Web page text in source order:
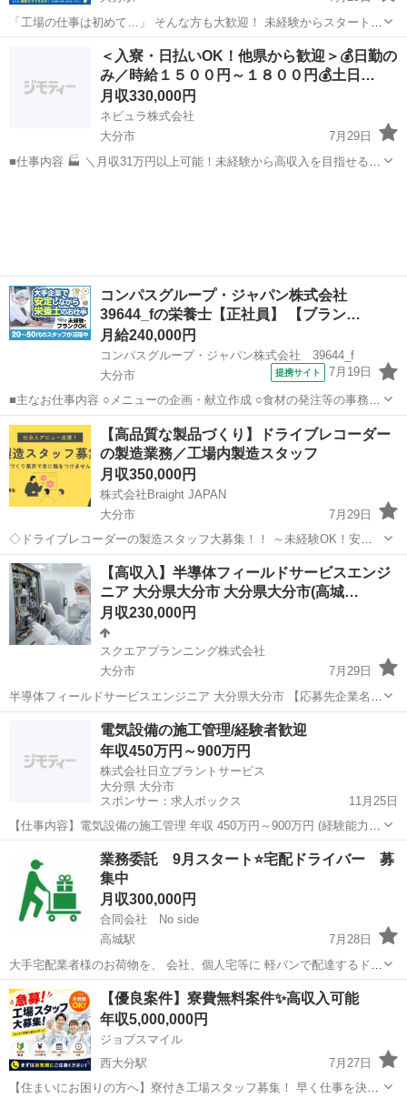
「工場の仕事は初めて…」 そんな方も大歓迎！ 未経験からスタートし
たスタッフも多数活躍中です。 研修やサポート体制が整っているの
で、知識や経験がなくても安心して始められます。 ■仕事内容 組立・
検査・機械操作・梱包など...
大分駅 工場 未経験
＜入寮・日払いOK！他県から歓迎＞💰日勤の
み／時給１５００円～１８００円💰土日…
月収330,000円
ネビュラ株式会社
大分市
7月29日
■仕事内容 🏭 ＼月収31万円以上可能！未経験から高収入を目指せる！
コンパスグループ・ジャパン株式会社
39644_fの栄養士【正社員】 【ブラン…
月給240,000円
コンパスグループ・ジャパン株式会社 39644_f
大分市
提携サイト 7月19日
■主なお仕事内容 ○メニューの企画・献立作成 ○食材の発注等の事務作
業 ○調理補助 等 入社後の主な流れ ・入社後は店長と一緒に店舗全
体の把握をしながら業務を覚えて頂きます。 ↓ ・お仕事が慣れてきた
ら、献立・メニューの...
大分 大分市 栄養士
【高品質な製品づくり】ドライブレコーダー
の製造業務／工場内製造スタッフ
月収350,000円
株式会社Braight JAPAN
大分市
7月29日
◇ドライブレコーダーの製造スタッフ大募集！！ ～未経験OK！安定
のモノづくりワーク～ 📌 たった10秒でわかる！このお仕事のポイント
☝ ✔ 未経験から“手に職”がつけられる！ ✔ コツコツ・モクモク作業が
好きな方...
大分 大分市 その他
【高収入】半導体フィールドサービスエンジ
ニア 大分県大分市 大分県大分市(高城…
月収230,000円
スクエアプランニング株式会社
大分市
7月29日
半導体フィールドサービスエンジニア 大分県大分市 【応募先企業名】
スクエアプランニング株式会社 【雇用形態】正社員【人材紹介】 【職
種】整備士等の整備関連 【応募資格】 ・年齢要件: ～ 60歳 ・日本語
ネイティブレベルの...
その他 業務
電気設備の施工管理/経験者歓迎
年収450万円～900万円
株式会社日立プラントサービス
大分県 大分市
スポンサー：求人ボックス
11月25日
【仕事内容】電気設備の施工管理 年収 450万円～900万円 (経験能力考
慮の上優遇) 勤務地 大分県 仕事内容 医薬品、食品、化成品などの産業
プラントにおける電気設備工事の施工管理業務をご担当いただきま
す。 <具体的には> ・支...
業務委託 9月スタート⭐宅配ドライバー 募
集中
月収300,000円
合同会社 No side
高城駅
7月28日
大手宅配業者様のお荷物を、 会社、個人宅等に 軽バンで配達するドラ
イバーを2名募集してます。 配達地域は、 大分市内です。 ✴️住宅地な
ので、初心者におすすめなコースです！！ 勤務時間 8時～21時 配
達が終わり次第...
大分 大分市 高城駅 宅配 未経験
【優良案件】寮費無料案件✨高収入可能
年収5,000,000円
ジョブスマイル
西大分駅
7月27日
【住まいにお困りの方へ】寮付き工場スタッフ募集！ 早く仕事を決め